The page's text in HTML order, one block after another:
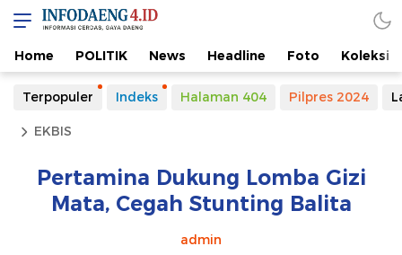
Home POLITIK News Headline Foto Koleksi
Terpopuler Indeks Halaman 404 Pilpres 2024
EKBIS
Pertamina Dukung Lomba Gizi
Mata, Cegah Stunting Balita
admin